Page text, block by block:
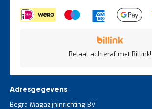
Betaal achteraf met Billink!
Adresgegevens
Begra Magazijninrichting BV